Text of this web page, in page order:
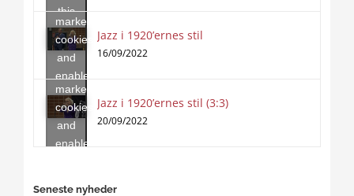
this
content
marketing
cookies
and
enable
this
content
Jazz i 1920’ernes stil
16/09/2022
Click
to
accept
marketing
cookies
and
enable
Jazz i 1920’ernes stil (3:3)
20/09/2022
Seneste nyheder